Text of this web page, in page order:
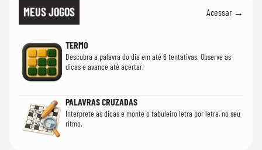
MEUS JOGOS Acessar →
TERMO
Descubra a palavra do dia em até 6 tentativas. Observe as
dicas e avance até acertar.
PALAVRAS CRUZADAS
Interprete as dicas e monte o tabuleiro letra por letra, no seu
ritmo.